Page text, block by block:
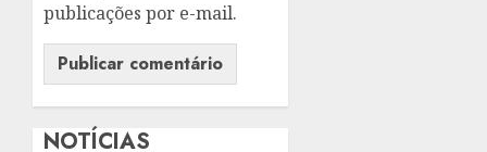
publicações por e-mail.
NOTÍCIAS